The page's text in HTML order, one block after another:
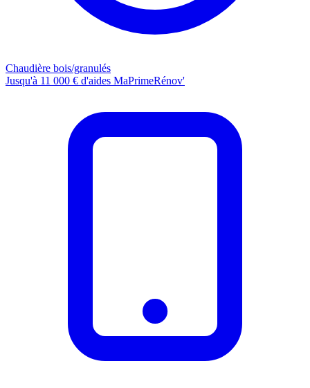
Chaudière bois/granulés
Jusqu'à 11 000 € d'aides MaPrimeRénov'